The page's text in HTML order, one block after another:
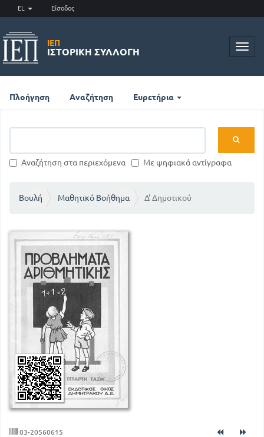
EL Είσοδος
ΙΕΠ
ΙΣΤΟΡΙΚΉ ΣΥΛΛΟΓΉ
Πλοήγηση Αναζήτηση Ευρετήρια
Αναζήτηση στα περιεχόμενα Με ψηφιακά αντίγραφα
Βουλή Μαθητικό Βοήθημα Δ' Δημοτικού
03-20560615